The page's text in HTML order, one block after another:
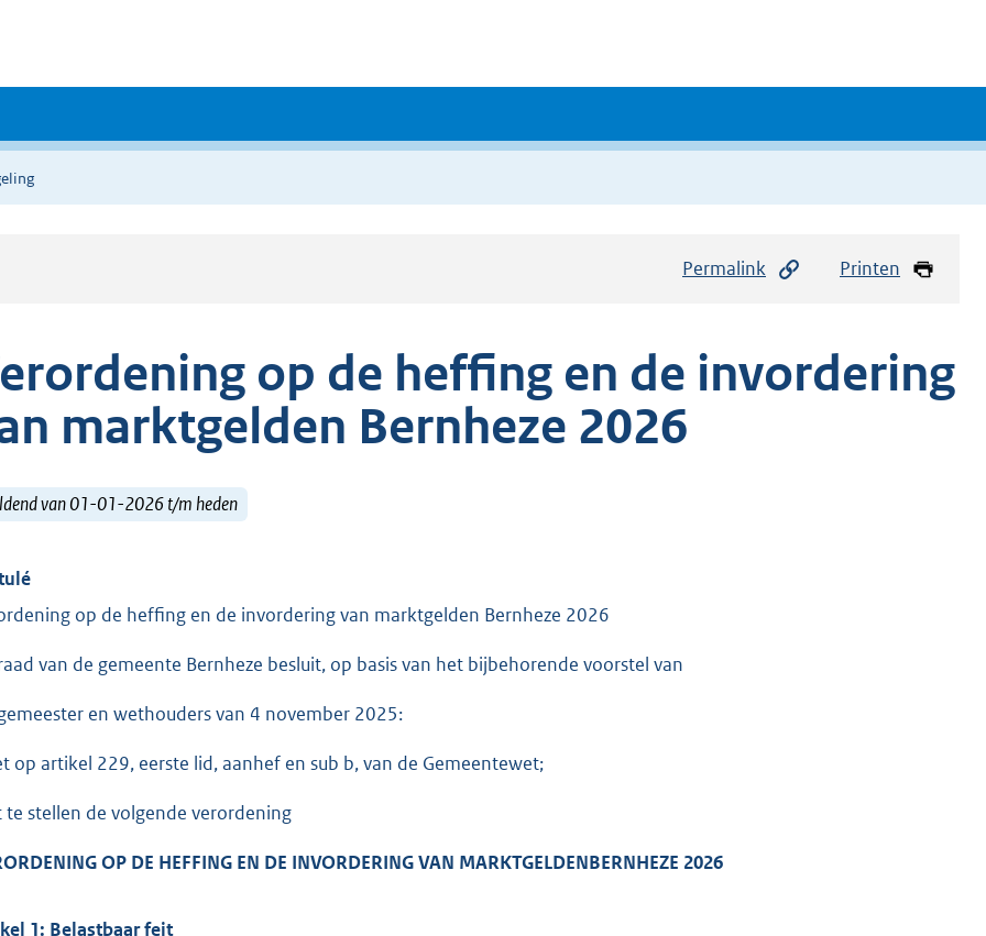
Permalink Printen
op de heffing en de invordering
marktgelden Bernheze 2026
van 01-01-2026 t/m heden
op de heffing en de invordering van marktgelden Bernheze 2026
van de gemeente Bernheze besluit, op basis van het bijbehorende voorstel van
en wethouders van 4 november 2025:
op artikel 229, eerste lid, aanhef en sub b, van de Gemeentewet;
te stellen de volgende verordening
OP DE HEFFING EN DE INVORDERING VAN MARKTGELDENBERNHEZE 2026
1: Belastbaar feit